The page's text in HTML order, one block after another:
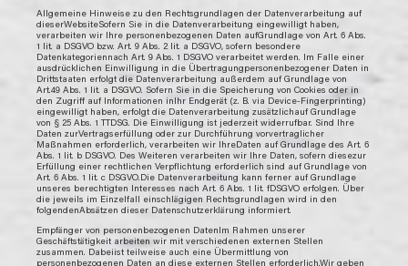
Allgemeine Hinweise zu den Rechtsgrundlagen der Datenverarbeitung auf
dieserWebsiteSofern Sie in die Datenverarbeitung eingewilligt haben,
verarbeiten wir Ihre personenbezogenen Daten aufGrundlage von Art. 6 Abs.
1 lit. a DSGVO bzw. Art. 9 Abs. 2 lit. a DSGVO, sofern besondere
Datenkategoriennach Art. 9 Abs. 1 DSGVO verarbeitet werden. Im Falle einer
ausdrücklichen Einwilligung in die Übertragungpersonenbezogener Daten in
Drittstaaten erfolgt die Datenverarbeitung außerdem auf Grundlage von
Art.49 Abs. 1 lit. a DSGVO. Sofern Sie in die Speicherung von Cookies oder in
den Zugriff auf Informationen inIhr Endgerät (z. B. via Device-Fingerprinting)
eingewilligt haben, erfolgt die Datenverarbeitung zusätzlichauf Grundlage
von § 25 Abs. 1 TTDSG. Die Einwilligung ist jederzeit widerrufbar. Sind Ihre
Daten zurVertragserfüllung oder zur Durchführung vorvertraglicher
Maßnahmen erforderlich, verarbeiten wir IhreDaten auf Grundlage des Art. 6
Abs. 1 lit. b DSGVO. Des Weiteren verarbeiten wir Ihre Daten, sofern diesezur
Erfüllung einer rechtlichen Verpflichtung erforderlich sind auf Grundlage von
Art. 6 Abs. 1 lit. c DSGVO.Die Datenverarbeitung kann ferner auf Grundlage
unseres berechtigten Interesses nach Art. 6 Abs. 1 lit. fDSGVO erfolgen. Über
die jeweils im Einzelfall einschlägigen Rechtsgrundlagen wird in den
folgendenAbsätzen dieser Datenschutzerklärung informiert.
Empfänger von personenbezogenen DatenIm Rahmen unserer
Geschäftstätigkeit arbeiten wir mit verschiedenen externen Stellen
zusammen. Dabeiist teilweise auch eine Übermittlung von
personenbezogenen Daten an diese externen Stellen erforderlich.Wir geben